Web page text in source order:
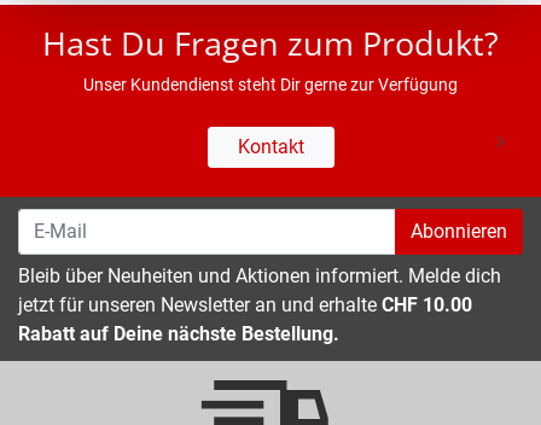
Hast Du Fragen zum Produkt?
Unser Kundendienst steht Dir gerne zur Verfügung
Kontakt
Abonnieren
Bleib über Neuheiten und Aktionen informiert. Melde dich
jetzt für unseren Newsletter an und erhalte CHF 10.00
Rabatt auf Deine nächste Bestellung.